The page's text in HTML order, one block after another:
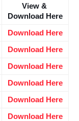
View &
Download Here
Download Here
Download Here
Download Here
Download Here
Download Here
Download Here